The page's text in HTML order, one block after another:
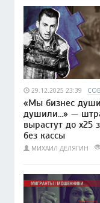
29.12.2025 23:39
«Мы бизнес
душили…» —
вырастут до x25
без кассы
МИХАИЛ ДЕЛЯГИН